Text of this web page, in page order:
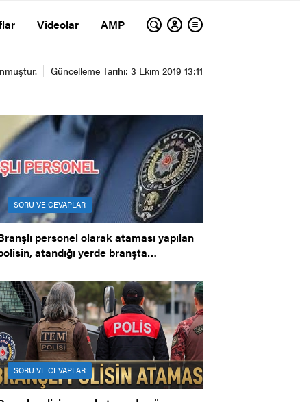
Videolar AMP
SORU VE CEVAPLAR
personel olarak ataması yapılan
atandığı yerde branşta
SORU VE CEVAPLAR